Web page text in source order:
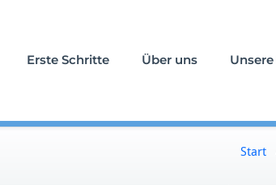
Erste Schritte Über uns
Start